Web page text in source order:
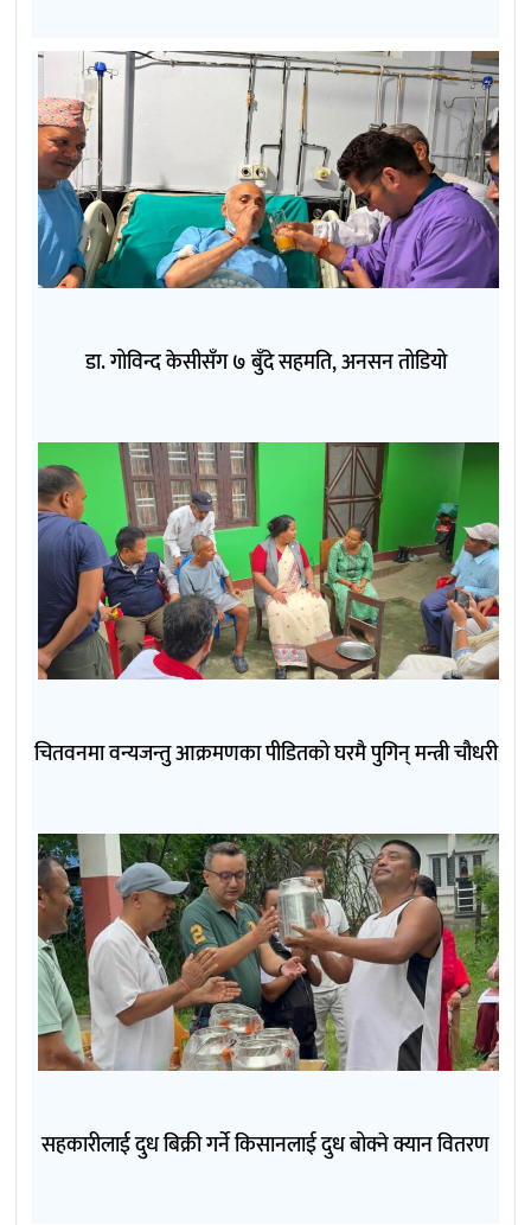
डा. गोविन्द केसीसँग ७ बुँदे सहमति, अनसन तोडियो
चितवनमा वन्यजन्तु आक्रमणका पीडितको घरमै पुगिन् मन्त्री चौधरी
सहकारीलाई दुध बिक्री गर्ने किसानलाई दुध बोक्ने क्यान वितरण